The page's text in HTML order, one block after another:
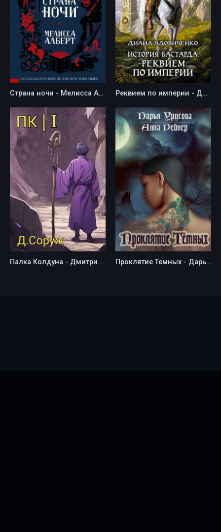
Страна ночи - Мелисса Алберт Реквием по империи - Диана Удовиченко
Палка Колдуна - Дмитрий Соруж Проклятие Темных - Дарья Урисова